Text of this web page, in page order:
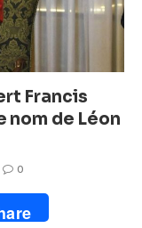
Francis
nom de Léon
0